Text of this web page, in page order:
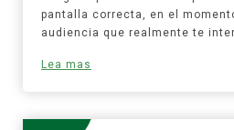
pantalla correcta, en el
audiencia que realmente te
Lea mas